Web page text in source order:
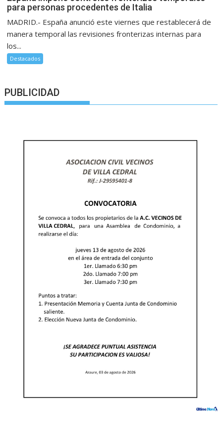
para personas procedentes de Italia
MADRID.- España anunció este viernes que restablecerá de
manera temporal las revisiones fronterizas internas para
los...
Destacados
PUBLICIDAD